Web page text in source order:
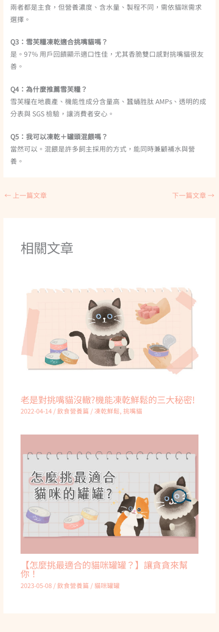
兩者都是主食，但營養濃度、含水量、製程不同，需依貓咪需求
選擇。
Q3：雪芙糧凍乾適合挑嘴貓嗎？
是。97% 用戶回饋顯示適口性佳，尤其香脆雙口感對挑嘴貓很友
善。
Q4：為什麼推薦雪芙糧？
雪芙糧在地農產、機能性成分含量高、蠶蛹胜肽 AMPs、透明的成
分表與 SGS 檢驗，讓消費者安心。
Q5：我可以凍乾＋罐頭混餵嗎？
當然可以。混餵是許多飼主採用的方式，能同時兼顧補水與營
養。
← 上一篇文章 下一篇文章 →
相關文章
老是對挑嘴貓沒轍?機能凍乾鮮鬆的三大秘密!
2022-04-14 /飲食營養篇 /凍乾鮮鬆, 挑嘴貓
【怎麼挑最適合的貓咪罐罐？】讓貪貪來幫
你！
2023-05-08 /飲食營養篇 / 貓咪罐罐